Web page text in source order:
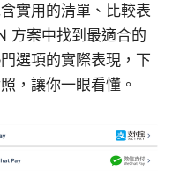
實用的清單、比較表
方案中找到最適合的
選項的實際表現，下
，讓你一眼看懂。